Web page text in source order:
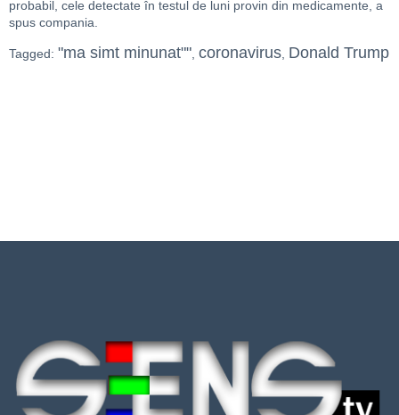
probabil, cele detectate în testul de luni provin din medicamente, a
spus compania.
Tagged: "ma simt minunat"" coronavirus Donald Trump